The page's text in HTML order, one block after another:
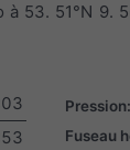
53. 51°N 9.
Pression:
Fuseau